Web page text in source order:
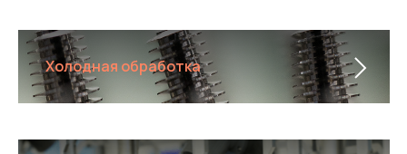
Холодная обработка